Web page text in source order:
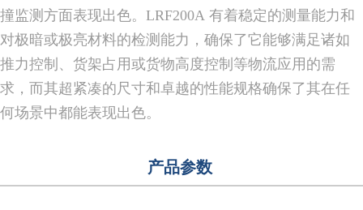
撞监测方面表现出色。LRF200A 有着稳定的测量能力和
对极暗或极亮材料的检测能力，确保了它能够满足诸如
推力控制、货架占用或货物高度控制等物流应用的需
求，而其超紧凑的尺寸和卓越的性能规格确保了其在任
何场景中都能表现出色。
产品参数